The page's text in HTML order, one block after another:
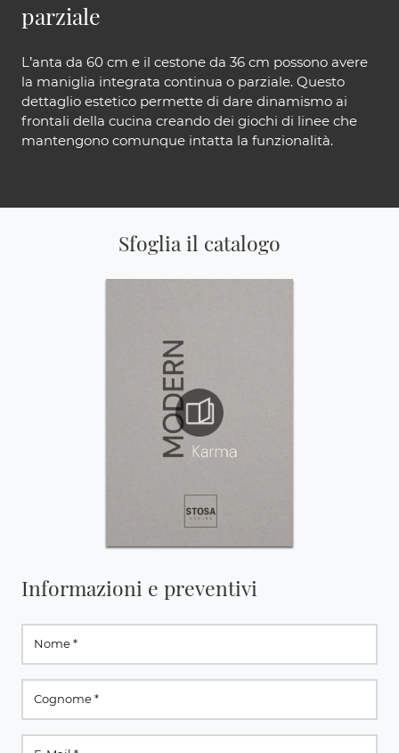
parziale
L’anta da 60 cm e il cestone da 36 cm possono avere
la maniglia integrata continua o parziale. Questo
dettaglio estetico permette di dare dinamismo ai
frontali della cucina creando dei giochi di linee che
mantengono comunque intatta la funzionalità.
Sfoglia il catalogo
Informazioni e preventivi